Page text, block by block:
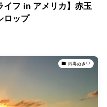
イフ in アメリカ】赤玉
ロップ
四毒ぬき♡